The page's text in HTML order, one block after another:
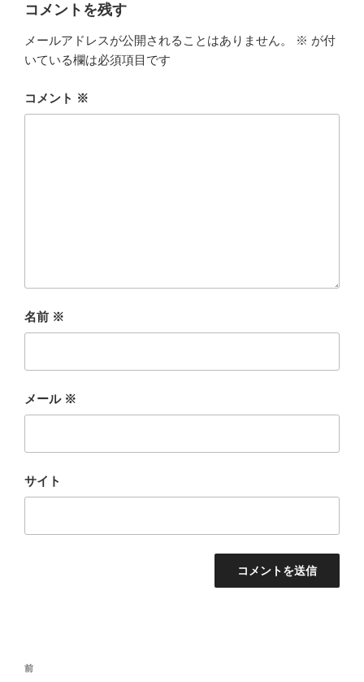
コメントを残す
メールアドレスが公開されることはありません。 ※ が付
いている欄は必須項目です
コメント ※
名前 ※
メール ※
サイト
投
前
前